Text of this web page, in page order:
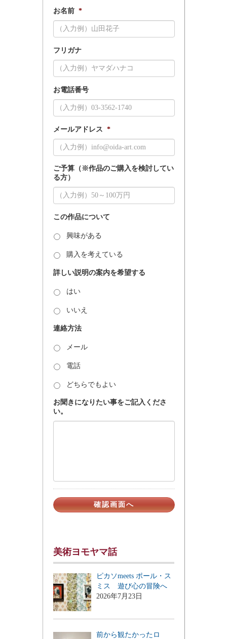
お名前 *
フリガナ
お電話番号
メールアドレス *
ご予算（※作品のご購入を検討してい
る方）
この作品について
興味がある
購入を考えている
詳しい説明の案内を希望する
はい
いいえ
連絡方法
メール
電話
どちらでもよい
お聞きになりたい事をご記入くださ
い。
美術ヨモヤマ話
ピカソmeets ポール・ス
ミス 遊び心の冒険へ
2026年7月23日
前から観たかったロ